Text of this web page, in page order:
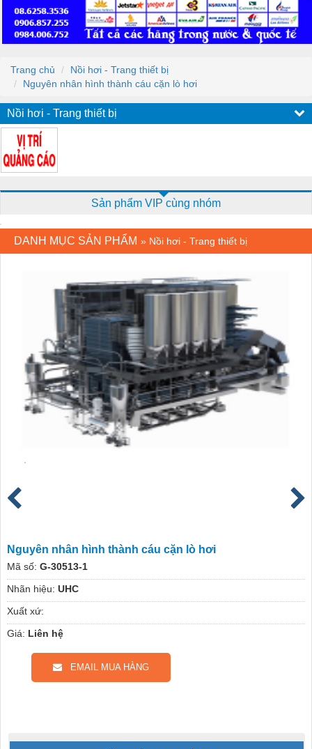
Trang chủ
Nồi hơi - Trang thiết bị
Nguyên nhân hình thành cáu cặn lò hơi
Nồi hơi - Trang thiết bị
Sản phẩm VIP cùng nhóm
DANH MỤC SẢN PHẨM » Nồi hơi - Trang thiết bị
Nguyên nhân hình thành cáu cặn lò hơi
Mã số: G-30513-1
Nhãn hiệu: UHC
Xuất xứ:
Giá: Liên hệ
EMAIL MUA HÀNG